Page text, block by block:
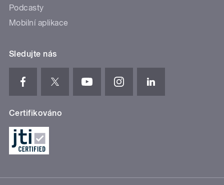
Podcasty
Mobilní aplikace
Sledujte nás
Certifikováno